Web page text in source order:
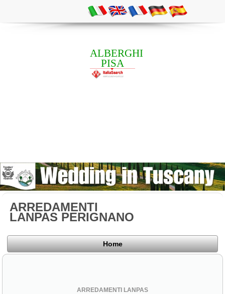
ALBERGHI
PISA
ARREDAMENTI
LANPAS PERIGNANO
Home
ARREDAMENTI LANPAS